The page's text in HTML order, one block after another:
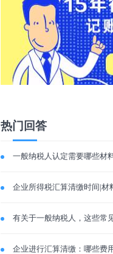
热门回答
一般纳税人认定需要哪些材
企业所得税汇算清缴时间|材
有关于一般纳税人，这些常
企业进行汇算清缴：哪些费用可提